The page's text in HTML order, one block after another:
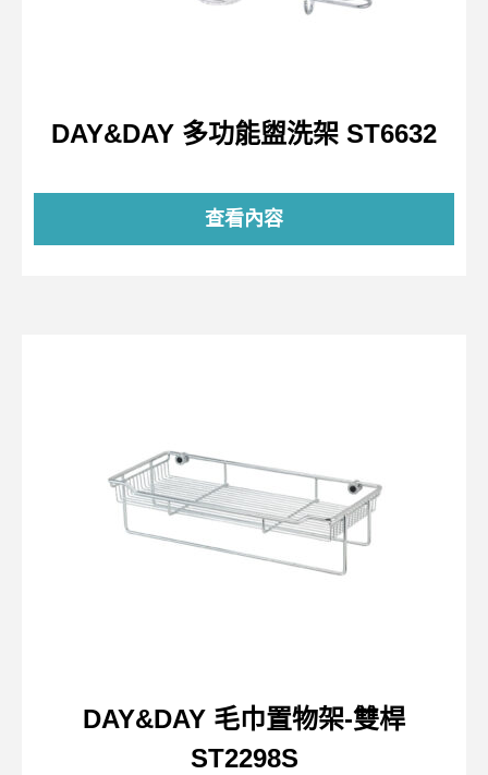
DAY&DAY 多功能盥洗架 ST6632
查看內容
DAY&DAY 毛巾置物架-雙桿
ST2298S